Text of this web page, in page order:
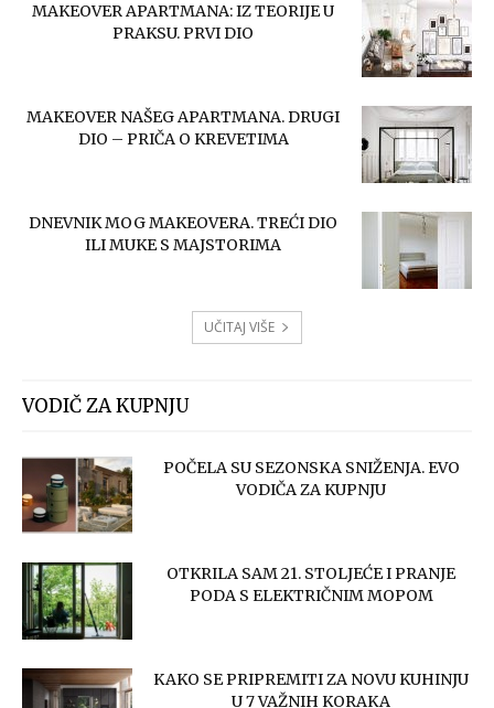
MAKEOVER APARTMANA: IZ TEORIJE U
PRAKSU. PRVI DIO
MAKEOVER NAŠEG APARTMANA. DRUGI
DIO – PRIČA O KREVETIMA
DNEVNIK MOG MAKEOVERA. TREĆI DIO
ILI MUKE S MAJSTORIMA
UČITAJ VIŠE
VODIČ ZA KUPNJU
POČELA SU SEZONSKA SNIŽENJA. EVO
VODIČA ZA KUPNJU
OTKRILA SAM 21. STOLJEĆE I PRANJE
PODA S ELEKTRIČNIM MOPOM
KAKO SE PRIPREMITI ZA NOVU KUHINJU
U 7 VAŽNIH KORAKA